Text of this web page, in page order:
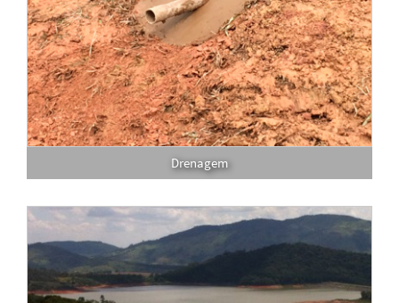
Drenagem